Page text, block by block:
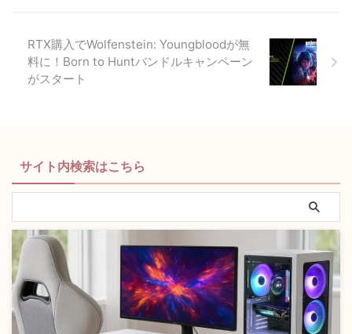
RTX購入でWolfenstein: Youngbloodが無
料に！Born to Huntバンドルキャンペーン
がスタート
サイト内検索はこちら